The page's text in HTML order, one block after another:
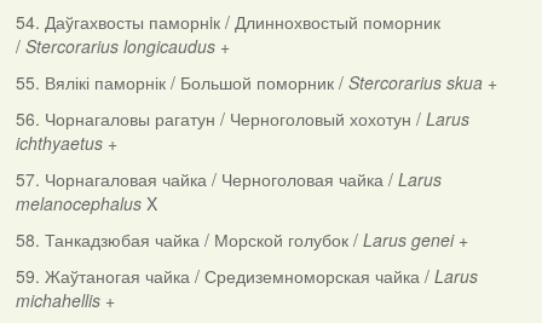
54. Даўгахвосты паморнiк / Длиннохвостый поморник
/ Stercorarius longicaudus+
55. Вялікі паморнік / Большой поморник / Stercorarius skua+
56. Чорнагаловы рагатун / Черноголовый хохотун /Larus
ichthyaetus+
57. Чорнагаловая чайка / Черноголовая чайка / Larus
melanocephalusX
58. Танкадзюбая чайка / Морской голубок / Larus genei +
59. Жаўтаногая чайка / Средиземноморская чайка / Larus
michahellis+